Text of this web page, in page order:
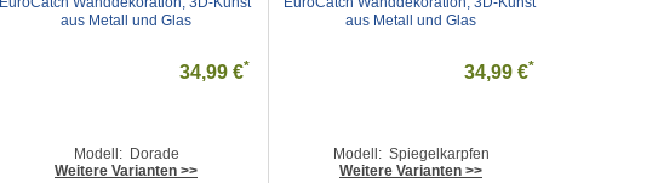
aus Metall und Glas
34,99 €*
Modell: Dorade
Weitere Varianten >>
aus Metall und Glas
34,99 €*
Modell: Spiegelkarpfen
Weitere Varianten >>